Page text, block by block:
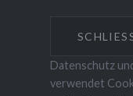
Datenschutz
verwendet